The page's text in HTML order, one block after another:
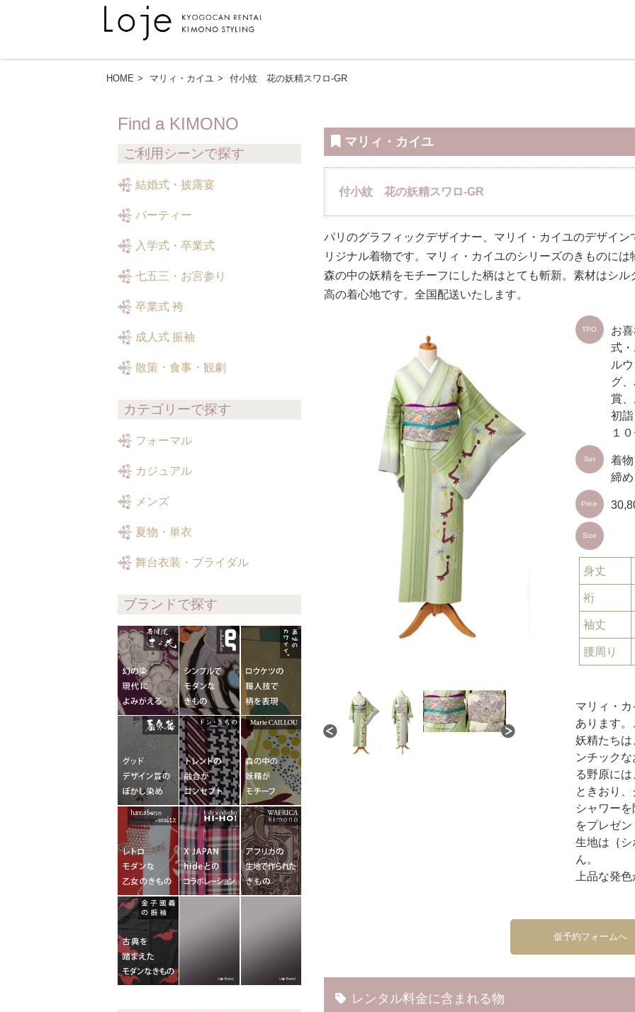
HOME マリィ・カイユ 付小紋 花の妖精スワロ-GR
マリィ・カイユ
付小紋 花の妖精スワロ-GR
パリのグラフィックデザイナー、マリイ・カイユのデザイン
リジナル着物です。マリィ・カイユのシリーズのきものには
森の中の妖精をモチーフにした柄はとても斬新。素材はシル
高の着心地です。全国配送いたします。
TPO
お
式
ル
グ
賞
初詣
１
Set
着
締め
Price
Size
身丈
裄
袖丈
腰周り
マリィ・
あります
妖精たち
ンチック
る野原に
ときおり
シャワー
をプレゼ
生地は｛
ん。
上品な発
仮予約フォームへ
レンタル料金に含まれる物
Find a KIMONO
ご利用シーンで探す
結婚式・披露宴
パーティー
入学式・卒業式
七五三・お宮参り
卒業式 袴
成人式 振袖
散策・食事・観劇
カテゴリーで探す
フォーマル
カジュアル
メンズ
夏物・単衣
舞台衣装・ブライダル
ブランドで探す